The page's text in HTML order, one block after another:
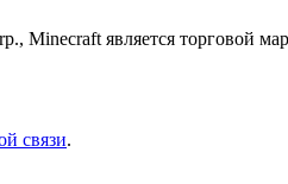
Minecraft является торговой
связи.